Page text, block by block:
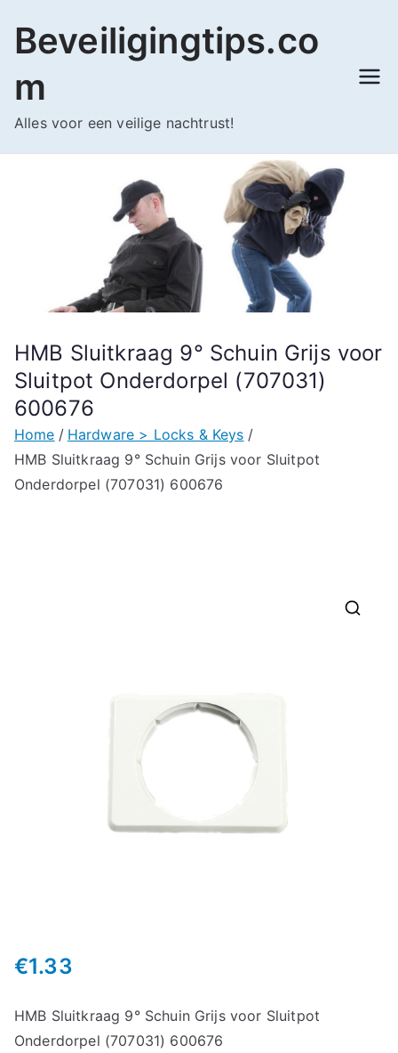
naar
inhoud
Beveiligingtips.co
m
Alles voor een veilige nachtrust!
HMB Sluitkraag 9° Schuin Grijs voor
Sluitpot Onderdorpel (707031)
600676
Home
Hardware > Locks & Keys
HMB Sluitkraag 9° Schuin Grijs voor Sluitpot
Onderdorpel (707031) 600676
€1.33
HMB Sluitkraag 9° Schuin Grijs voor Sluitpot
Onderdorpel (707031) 600676